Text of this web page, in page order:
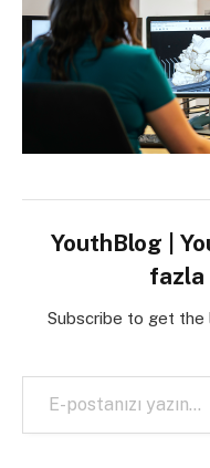
YouthBlog |
fazla
Subscribe to get
E-postanızı yazın…